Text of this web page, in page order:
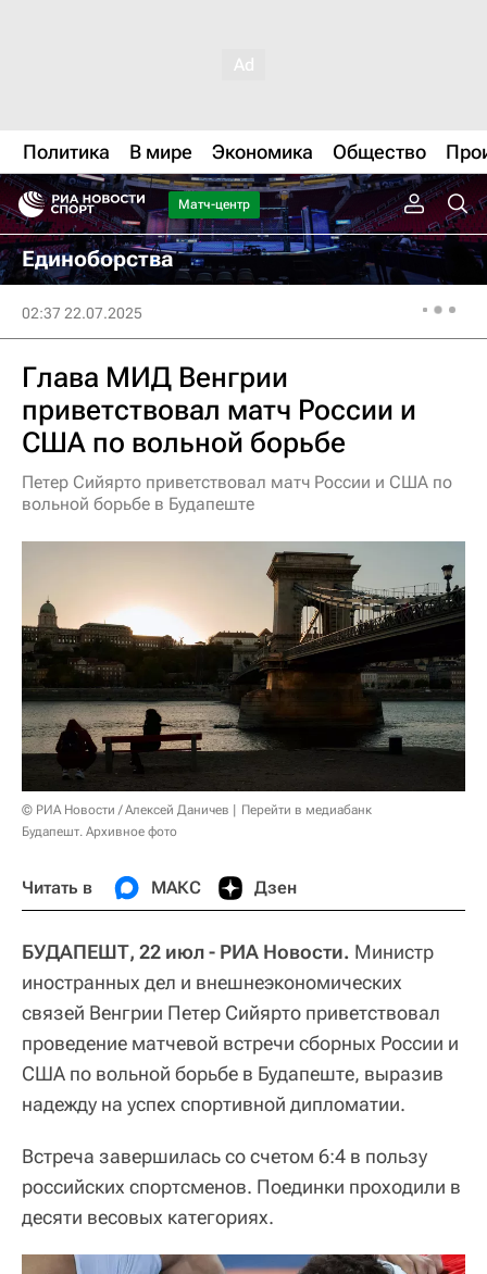
Политика В мире Экономика Общество
Матч-центр
Единоборства
02:37 22.07.2025
Глава МИД Венгрии
приветствовал матч России и
США по вольной борьбе
Петер Сийярто приветствовал матч России и США по
вольной борьбе в Будапеште
© РИА Новости / Алексей Даничев
Перейти в медиабанк
Будапешт. Архивное фото
Читать в МАКС Дзен
БУДАПЕШТ, 22 июл - РИА Новости. Министр
иностранных дел и внешнеэкономических
связей Венгрии Петер Сийярто приветствовал
проведение матчевой встречи сборных России и
США по вольной борьбе в Будапеште, выразив
надежду на успех спортивной дипломатии.
Встреча завершилась со счетом 6:4 в пользу
российских спортсменов. Поединки проходили в
десяти весовых категориях.